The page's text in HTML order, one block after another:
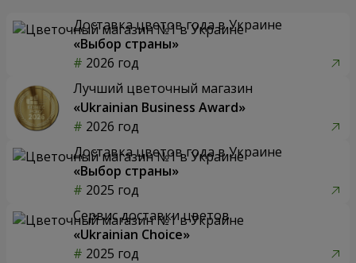
Доставка цветов года в Украине
«Выбор страны»
2026 год
Лучший цветочный магазин
«Ukrainian Business Award»
2026 год
Доставка цветов года в Украине
«Выбор страны»
2025 год
Сервис доставки цветов
«Ukrainian Choice»
2025 год